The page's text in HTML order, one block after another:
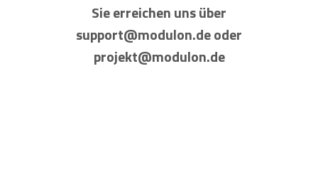
Sie erreichen uns über
support@modulon.de oder
projekt@modulon.de